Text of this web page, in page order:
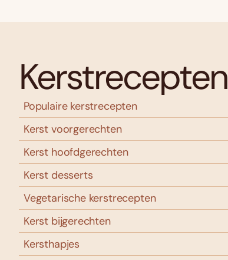
Kerstrecepten
Populaire kerstrecepten
Kerst voorgerechten
Kerst hoofdgerechten
Kerst desserts
Vegetarische kerstrecepten
Kerst bijgerechten
Kersthapjes